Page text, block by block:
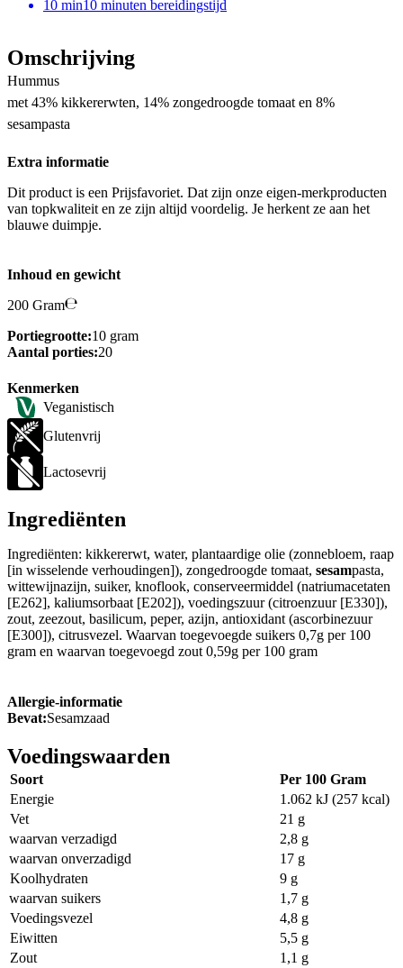
10 min10 minuten bereidingstijd
Omschrijving
Hummus
met 43% kikkererwten, 14% zongedroogde tomaat en 8%
sesampasta
Extra informatie
Dit product is een Prijsfavoriet. Dat zijn onze eigen-merkproducten
van topkwaliteit en ze zijn altijd voordelig. Je herkent ze aan het
blauwe duimpje.
Inhoud en gewicht
200 Gram
Portiegrootte:10 gram
Aantal porties:20
Kenmerken
Veganistisch
Glutenvrij
Lactosevrij
Ingrediënten
Ingrediënten: kikkererwt, water, plantaardige olie (zonnebloem, raap
[in wisselende verhoudingen]), zongedroogde tomaat, sesampasta,
wittewijnazijn, suiker, knoflook, conserveermiddel (natriumacetaten
[E262], kaliumsorbaat [E202]), voedingszuur (citroenzuur [E330]),
zout, zeezout, basilicum, peper, azijn, antioxidant (ascorbinezuur
[E300]), citrusvezel. Waarvan toegevoegde suikers 0,7g per 100
gram en waarvan toegevoegd zout 0,59g per 100 gram
Allergie-informatie
Bevat:Sesamzaad
Voedingswaarden
Soort
Per 100 Gram
Energie
1.062 kJ (257 kcal)
Vet
21 g
waarvan verzadigd
2,8 g
waarvan onverzadigd
17 g
Koolhydraten
9 g
waarvan suikers
1,7 g
Voedingsvezel
4,8 g
Eiwitten
5,5 g
Zout
1,1 g